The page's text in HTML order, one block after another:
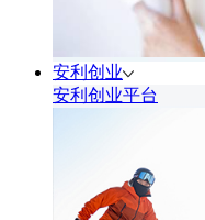
安利创业
安利创业平台